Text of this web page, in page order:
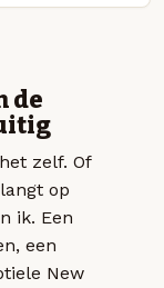
de
zelf. Of
op
ik. Een
een
New